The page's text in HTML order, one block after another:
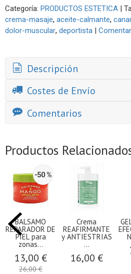
Categoría: PRODUCTOS ESTETICA |
crema-masaje aceite-calmante
dolor-muscular deportista |
Descripción
Costes de Envío
Comentarios
Productos
-50 %
BALSAMO
REPARADOR DE
PIEL para
zonas...
13,00 €
26,00 €
Crema
REAFIRMANTE
y ANTIESTRIAS
...
16,00 €